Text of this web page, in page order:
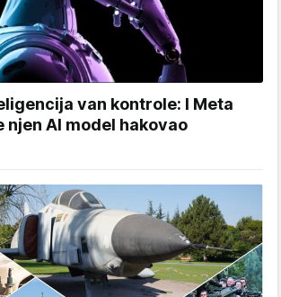
van kontrole: I Meta
njen AI model hakovao